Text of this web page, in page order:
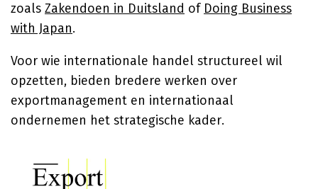
zoals Zakendoen in Duitsland of Doing Business
with Japan.
Voor wie internationale handel structureel wil
opzetten, bieden bredere werken over
exportmanagement en internationaal
ondernemen het strategische kader.